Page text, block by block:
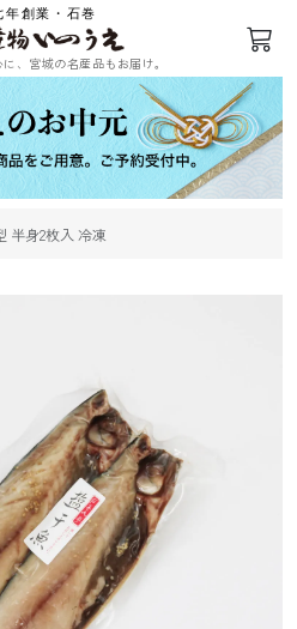
年創業・石巻
、宮城の名産品もお届け。
ログイン 会員登録
海苔 その他海藻
さば
半身2枚入 冷凍